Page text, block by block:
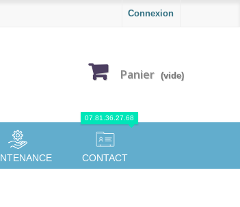
Connexion
Panier (vide)
CONTACT
07.81.36.27.68